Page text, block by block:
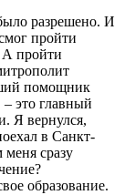
разрешено. И
пройти
А пройти
помощник
это главный
Я вернулся,
в Санкт-
сразу
образование.